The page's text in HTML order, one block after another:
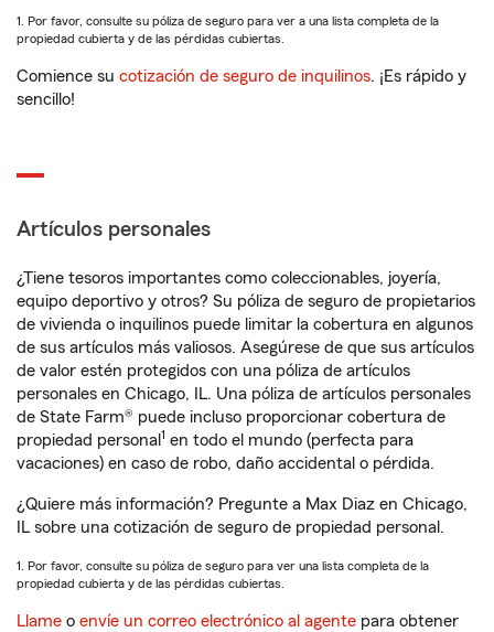
1. Por favor, consulte su póliza de seguro para ver a una lista completa de la
propiedad cubierta y de las pérdidas cubiertas.
Comience su cotización de seguro de inquilinos. ¡Es rápido y
sencillo!
Artículos personales
¿Tiene tesoros importantes como coleccionables, joyería,
equipo deportivo y otros? Su póliza de seguro de propietarios
de vivienda o inquilinos puede limitar la cobertura en algunos
de sus artículos más valiosos. Asegúrese de que sus artículos
de valor estén protegidos con una póliza de artículos
personales en Chicago, IL. Una póliza de artículos personales
de State Farm® puede incluso proporcionar cobertura de
propiedad personal 1 en todo el mundo (perfecta para
vacaciones) en caso de robo, daño accidental o pérdida.
¿Quiere más información? Pregunte a Max Diaz en Chicago,
IL sobre una cotización de seguro de propiedad personal.
1. Por favor, consulte su póliza de seguro para ver una lista completa de la
propiedad cubierta y de las pérdidas cubiertas.
Llame o envíe un correo electrónico al agente para obtener